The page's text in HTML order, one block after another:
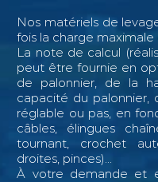
Nos matériels de
fois la charge maximale
La note de calcul
peut être fournie en
de palonnier, de la
capacité du palonnier,
réglable ou pas, en
câbles, élingues
tournant, crochet
droites, pinces)...
À votre demande et